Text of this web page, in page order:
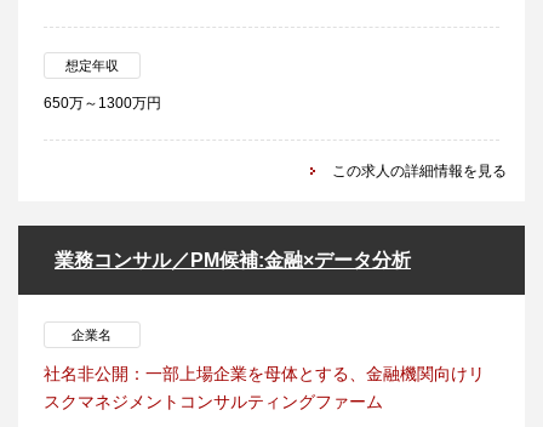
想定年収
650万～1300万円
この求人の詳細情報を見る
業務コンサル／PM候補:金融×データ分析
企業名
社名非公開：一部上場企業を母体とする、金融機関向けリ
スクマネジメントコンサルティングファーム